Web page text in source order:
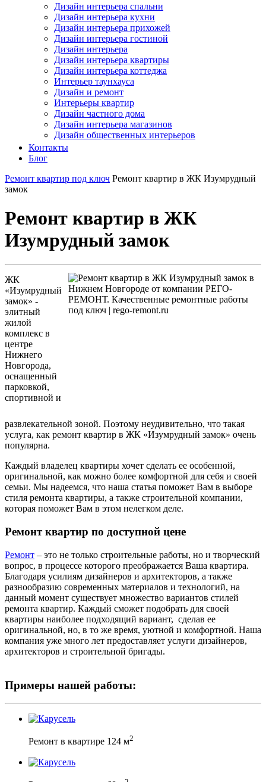
Дизайн интерьера спальни
Дизайн интерьера кухни
Дизайн интерьера прихожей
Дизайн интерьера гостиной
Дизайн интерьера
Дизайн интерьера квартиры
Дизайн интерьера коттеджа
Интерьер таунхауса
Дизайн и ремонт
Интерьеры квартир
Дизайн частного дома
Дизайн интерьера магазинов
Дизайн общественных интерьеров
Контакты
Блог
Ремонт квартир под ключ Ремонт квартир в ЖК Изумрудный
замок
Ремонт квартир в ЖК
Изумрудный замок
ЖК
«Изумрудный
замок» -
элитный
жилой
комплекс в
центре
Нижнего
Новгорода,
оснащенный
парковкой,
спортивной и
развлекательной зоной. Поэтому неудивительно, что такая
услуга, как ремонт квартир в ЖК «Изумрудный замок» очень
популярна.
Каждый владелец квартиры хочет сделать ее особенной,
оригинальной, как можно более комфортной для себя и своей
семьи. Мы надеемся, что наша статья поможет Вам в выборе
стиля ремонта квартиры, а также строительной компании,
которая поможет Вам в этом нелегком деле.
Ремонт квартир по доступной цене
Ремонт – это не только строительные работы, но и творческий
вопрос, в процессе которого преображается Ваша квартира.
Благодаря усилиям дизайнеров и архитекторов, а также
разнообразию современных материалов и технологий, на
данный момент существует множество вариантов стилей
ремонта квартир. Каждый сможет подобрать для своей
квартиры наиболее подходящий вариант, сделав ее
оригинальной, но, в то же время, уютной и комфортной. Наша
компания уже много лет предоставляет услуги дизайнеров,
архитекторов и строительной бригады.
Примеры нашей работы:
Ремонт в квартире 124 м2